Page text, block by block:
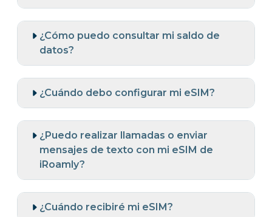
¿Cómo puedo consultar mi saldo de
datos?
¿Cuándo debo configurar mi eSIM?
¿Puedo realizar llamadas o enviar
mensajes de texto con mi eSIM de
iRoamly?
¿Cuándo recibiré mi eSIM?